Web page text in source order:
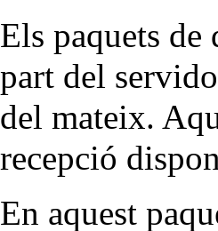
Els paquets
part del
del mateix.
recepció
En aquest